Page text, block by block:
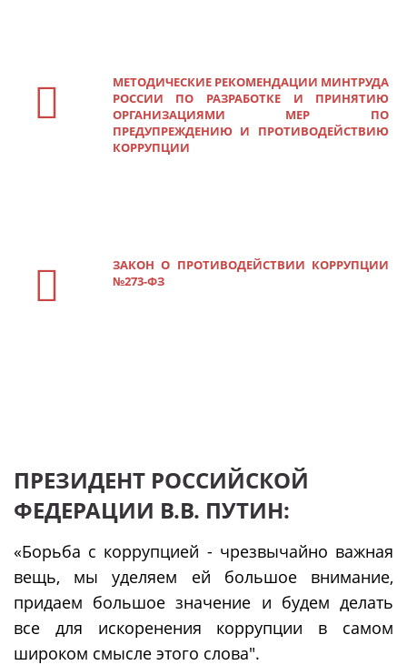
МЕТОДИЧЕСКИЕ РЕКОМЕНДАЦИИ МИНТРУДА
РОССИИ ПО РАЗРАБОТКЕ И ПРИНЯТИЮ
ОРГАНИЗАЦИЯМИ МЕР ПО
ПРЕДУПРЕЖДЕНИЮ И ПРОТИВОДЕЙСТВИЮ
КОРРУПЦИИ
ЗАКОН О ПРОТИВОДЕЙСТВИИ КОРРУПЦИИ
№273-ФЗ
ПРЕЗИДЕНТ РОССИЙСКОЙ
ФЕДЕРАЦИИ В.В. ПУТИН:
«Борьба с коррупцией - чрезвычайно важная
вещь, мы уделяем ей большое внимание,
придаем большое значение и будем делать
все для искоренения коррупции в самом
широком смысле этого слова".